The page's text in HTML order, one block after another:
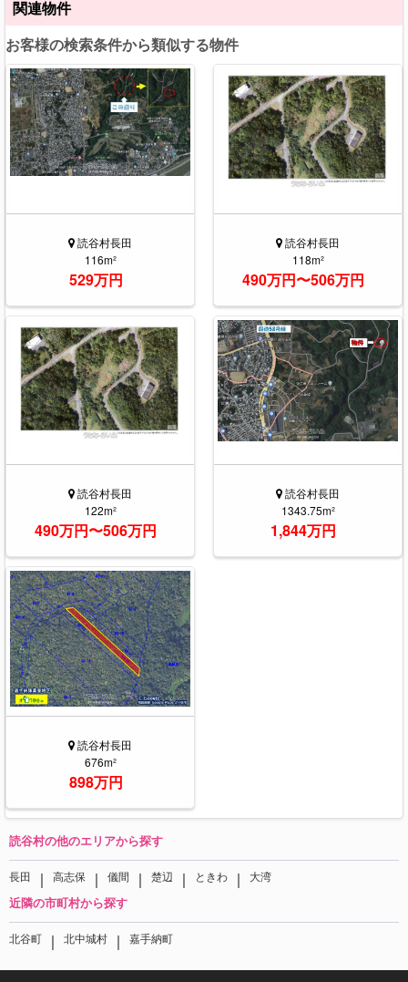
関連物件
お客様の検索条件から類似する物件
読谷村長田
116m²
529万円
読谷村長田
118m²
490万円〜506万円
読谷村長田
122m²
490万円〜506万円
読谷村長田
1343.75m²
1,844万円
読谷村長田
676m²
898万円
読谷村の他のエリアから探す
長田 ｜ 高志保 ｜ 儀間 ｜ 楚辺 ｜ ときわ ｜ 大湾
近隣の市町村から探す
北谷町 ｜ 北中城村 ｜ 嘉手納町